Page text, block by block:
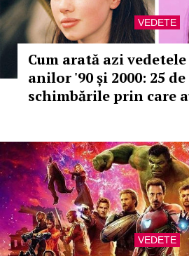
VEDETE
Cum arată azi
anilor '90 și 2000: 25
schimbările prin care
VEDETE